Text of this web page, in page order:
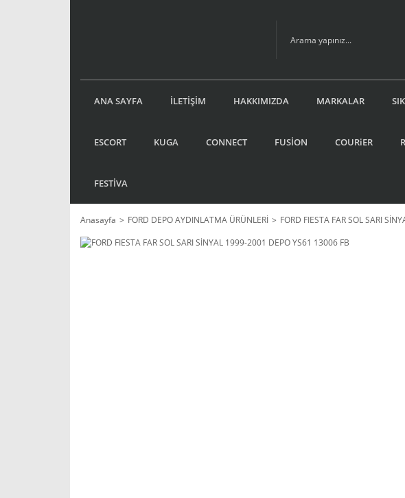
ANA SAYFA İLETİŞİM HAKKIMIZDA MARKALAR
ESCORT KUGA CONNECT FUSİON COURiER
FESTİVA
Anasayfa FORD DEPO AYDINLATMA ÜRÜNLERİ
FORD FIESTA FAR SOL SARI